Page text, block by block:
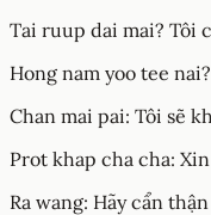
Tai ruup dai mai? Tôi
Hong nam yoo tee
Chan mai pai: Tôi sẽ
Prot khap cha cha:
Ra wang: Hãy cẩn thận